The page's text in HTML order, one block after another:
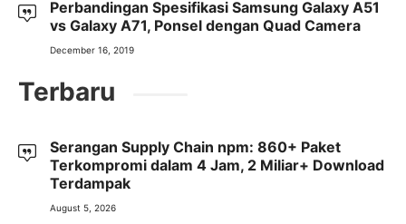
Perbandingan Spesifikasi Samsung Galaxy A51
vs Galaxy A71, Ponsel dengan Quad Camera
December 16, 2019
Terbaru
Serangan Supply Chain npm: 860+ Paket
Terkompromi dalam 4 Jam, 2 Miliar+ Download
Terdampak
August 5, 2026